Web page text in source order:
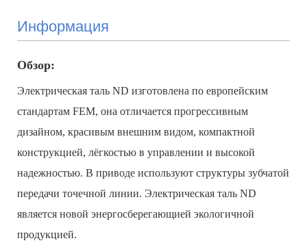
Информация
Обзор:
Электрическая таль ND изготовлена по европейским
стандартам FEM, она отличается прогрессивным
дизайном, красивым внешним видом, компактной
конструкцией, лёгкостью в управлении и высокой
надежностью. В приводе используют структуры зубчатой
передачи точечной линии. Электрическая таль ND
является новой энергосберегающией экологичной
продукцией.